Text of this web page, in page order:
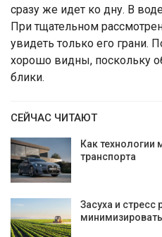
сразу же идет ко дну. В
При тщательном
увидеть только его грани.
хорошо видны, поскольку
блики.
СЕЙЧАС ЧИТАЮТ
Как
транспорта
Засуха и стресс